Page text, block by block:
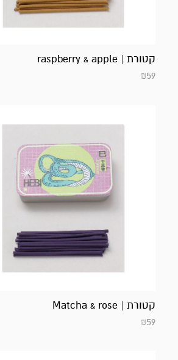
קטורת | raspberry & apple
₪59
קטורת | Matcha & rose
₪59